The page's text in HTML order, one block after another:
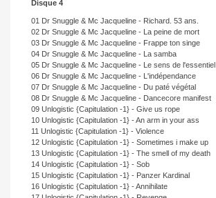
Disque 4
01 Dr Snuggle & Mc Jacqueline - Richard. 53 ans.
02 Dr Snuggle & Mc Jacqueline - La peine de mort
03 Dr Snuggle & Mc Jacqueline - Frappe ton singe
04 Dr Snuggle & Mc Jacqueline - La samba
05 Dr Snuggle & Mc Jacqueline - Le sens de l'essentiel
06 Dr Snuggle & Mc Jacqueline - L'indépendance
07 Dr Snuggle & Mc Jacqueline - Du paté végétal
08 Dr Snuggle & Mc Jacqueline - Dancecore manifest
09 Unlogistic {Capitulation -1} - Give us rope
10 Unlogistic {Capitulation -1} - An arm in your ass
11 Unlogistic {Capitulation -1} - Violence
12 Unlogistic {Capitulation -1} - Sometimes i make up
13 Unlogistic {Capitulation -1} - The smell of my death
14 Unlogistic {Capitulation -1} - Sob
15 Unlogistic {Capitulation -1} - Panzer Kardinal
16 Unlogistic {Capitulation -1} - Annihilate